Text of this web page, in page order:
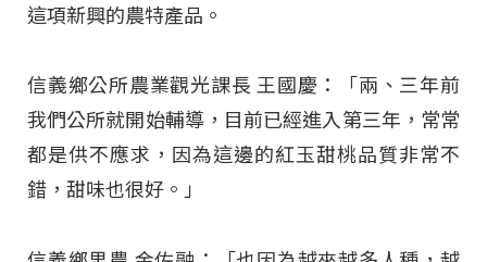
這項新興的農特產品。
信義鄉公所農業觀光課長 王國慶：「兩、三年前
我們公所就開始輔導，目前已經進入第三年，常常
都是供不應求，因為這邊的紅玉甜桃品質非常不
錯，甜味也很好。」